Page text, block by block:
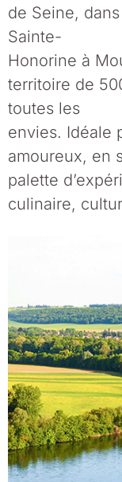
de Seine,
Sainte-
Honorine à
territoire de
toutes les
envies. Idéale
amoureux, en
palette
culinaire,